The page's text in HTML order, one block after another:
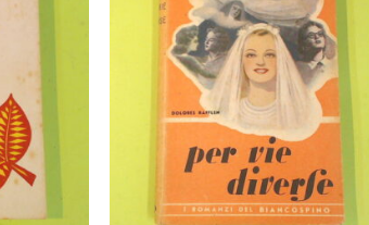
desideri
Aggiungi
alla lista
dei
desideri